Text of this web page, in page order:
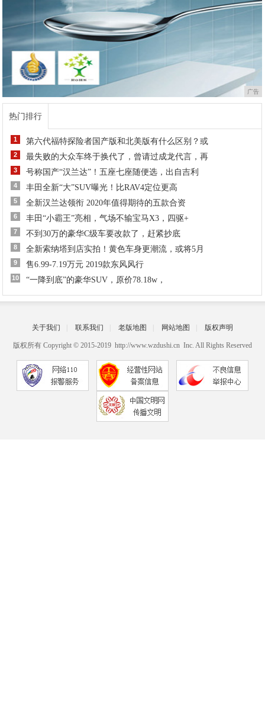
广告
热门排行
1 第六代福特探险者国产版和北美版有什么区别？或
2 最失败的大众车终于换代了，曾请过成龙代言，再
3 号称国产“汉兰达”！五座七座随便选，出自吉利
4 丰田全新“大”SUV曝光！比RAV4定位更高
5 全新汉兰达领衔 2020年值得期待的五款合资
6 丰田“小霸王”亮相，气场不输宝马X3，四驱+
7 不到30万的豪华C级车要改款了，赶紧抄底
8 全新索纳塔到店实拍！黄色车身更潮流，或将5月
9 售6.99-7.19万元 2019款东风风行
10 “一降到底”的豪华SUV，原价78.18w，
关于我们 联系我们 老版地图 网站地图 版权声明
版权所有 Copyright © 2015-2019 http://www.wzdushi.cn Inc. All Rights Reserved